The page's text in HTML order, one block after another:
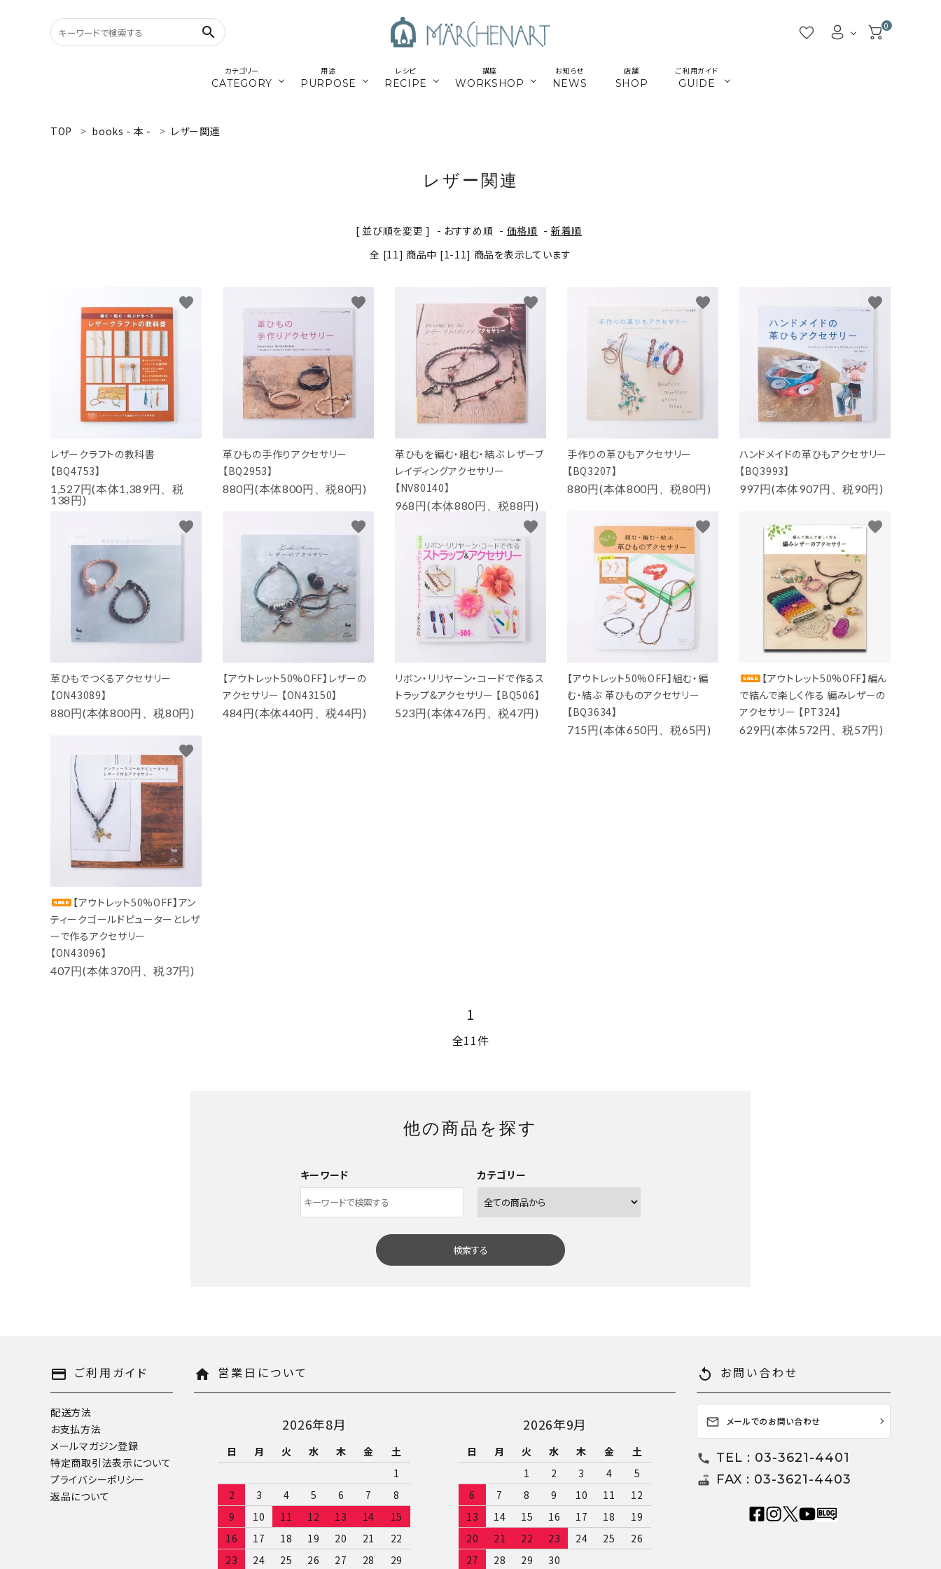
search 0
カテゴリー
CATEGORY
用途
PURPOSE
パワーストーン シルバー
留めパーツ お得な業務用 アウトレット 割引除外品
レシピ
RECIPE
講座
WORKSHOP
お知らせ
NEWS
店舗
SHOP
ご利用ガイド
GUIDE
search
TOP books - 本 - レザー関連
レザー関連
[ 並び順を変更 ] - おすすめ順 - 価格順 - 新着順
全 [11] 商品中 [1-11] 商品を表示しています
レザークラフトの教科書
【BQ4753】
1,527円(本体1,389円、税
138円)
favorite
革ひもの手作りアクセサリー
【BQ2953】
880円(本体800円、税80円)
favorite
革ひもを編む・組む・結ぶ レザーブ
レイディングアクセサリー
【NV80140】
968円(本体880円、税88円)
favorite
手作りの革ひもアクセサリー
【BQ3207】
880円(本体800円、税80円)
favorite
ハンドメイドの革ひもアクセサリー
【BQ3993】
997円(本体907円、税90円)
favorite
革ひもでつくるアクセサリー
【ON43089】
880円(本体800円、税80円)
favorite
【アウトレット50%OFF】レザーの
アクセサリー 【ON43150】
484円(本体440円、税44円)
favorite
リボン・リリヤーン・コードで作るス
トラップ&アクセサリー 【BQ506】
523円(本体476円、税47円)
favorite
【アウトレット50%OFF】組む・編
む・結ぶ 革ひものアクセサリー
【BQ3634】
715円(本体650円、税65円)
favorite
【アウトレット50%OFF】編ん
で結んで楽しく作る 編みレザーの
アクセサリー 【PT324】
629円(本体572円、税57円)
favorite
【アウトレット50%OFF】アン
ティークゴールドピューターとレザ
ーで作るアクセサリー
【ON43096】
407円(本体370円、税37円)
favorite
1
全11件
他の商品を探す
キーワード カテゴリー
検索する
キーワード
カテゴリー
検索する
payment ご利用ガイド
配送方法
お支払方法
メールマガジン登録
特定商取引法表示について
プライバシーポリシー
返品について
home 営業日について
2026年8月
日 月 火 水 木 金
土
1
2
3 4 5 6 7
8
9
10 11 12 13 14
15
16
17 18 19 20 21
22
23
24 25 26 27 28 29
2026年9月
日 月 火 水 木 金
土
1
2 3 4
5
6
7 8 9 10 11
12
13
14 15 16 17 18
19
20
21 22 23 24 25
26
27
28 29 30
replay お問い合わせ
mail_outline メールでのお問い合わせ
call TEL : 03-3621-4401
router FAX : 03-3621-4403